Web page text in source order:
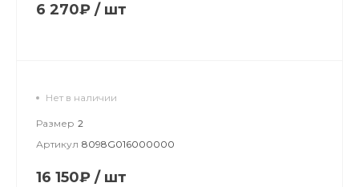
6 270₽ / шт
Нет в наличии
Размер 2
Артикул 8098G016000000
16 150₽ / шт